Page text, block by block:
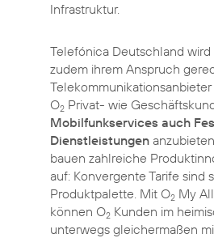
Infrastruktur.
Telefónica Deutschland
zudem ihrem Anspruch
O2 Privat- wie
Mobilfunkservices auch
Dienstleistungen
bauen zahlreiche
auf: Konvergente Tarife sind
Produktpalette. Mit O2 My
können O2 Kunden im
unterwegs gleichermaßen